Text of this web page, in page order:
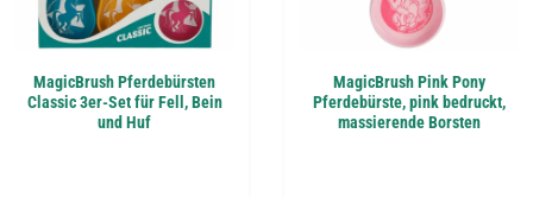
MagicBrush Pferdebürsten
Classic 3er-Set für Fell, Bein
und Huf
MagicBrush Pink Pony
Pferdebürste, pink bedruckt,
massierende Borsten